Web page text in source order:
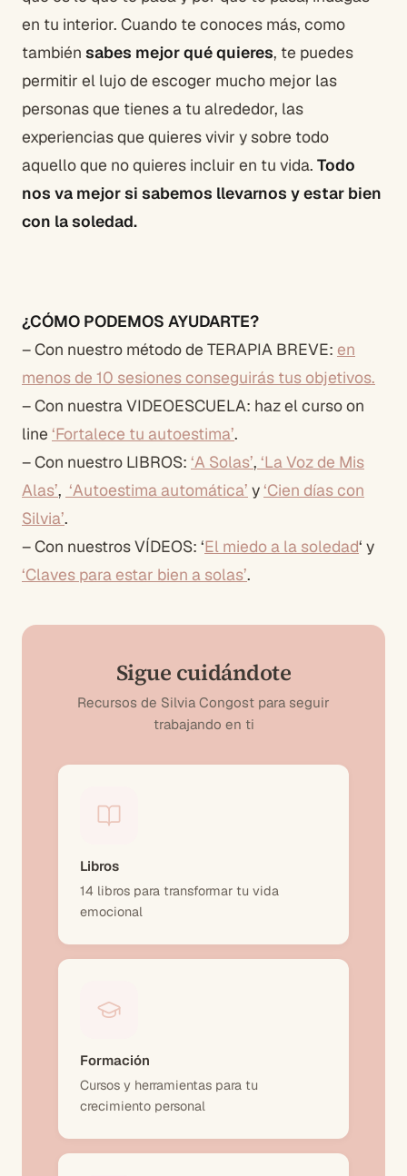
en tu interior. Cuando te conoces más, como
también sabes mejor qué quieres, te puedes
permitir el lujo de escoger mucho mejor las
personas que tienes a tu alrededor, las
experiencias que quieres vivir y sobre todo
aquello que no quieres incluir en tu vida. Todo
nos va mejor si sabemos llevarnos y estar bien
con la soledad.
¿CÓMO PODEMOS AYUDARTE?
– Con nuestro método de TERAPIA BREVE: en
menos de 10 sesiones conseguirás tus objetivos.
– Con nuestra VIDEOESCUELA: haz el curso on
line ‘Fortalece tu autoestima’.
– Con nuestro LIBROS: ‘A Solas’, ‘La Voz de Mis
Alas’, ‘Autoestima automática’ y ‘Cien días con
Silvia’.
– Con nuestros VÍDEOS: ‘El miedo a la soledad‘ y
‘Claves para estar bien a solas’.
Sigue cuidándote
Recursos de Silvia Congost para seguir
trabajando en ti
Libros
14 libros para transformar tu vida
emocional
Formación
Cursos y herramientas para tu
crecimiento personal